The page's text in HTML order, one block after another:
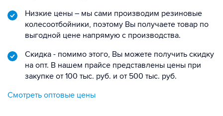
Низкие цены – мы сами производим резиновые
колесоотбойники, поэтому Вы получаете товар по
выгодной цене напрямую с производства.
Скидка - помимо этого, Вы можете получить скидку
на опт. В нашем прайсе представлены цены при
закупке от 100 тыс. руб. и от 500 тыс. руб.
Смотреть оптовые цены